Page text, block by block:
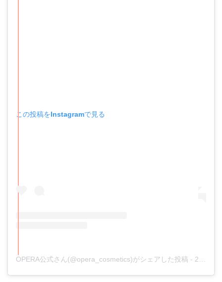
この投稿をInstagramで見る
OPERA公式さん(@opera_cosmetics)がシェアした投稿 - 2018年10月月8日午後8時00分PDT